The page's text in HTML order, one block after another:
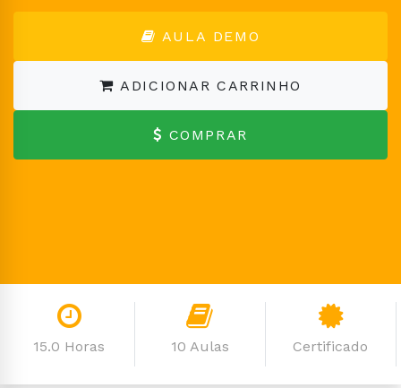
AULA DEMO
ADICIONAR CARRINHO
COMPRAR
15.0 Horas 10 Aulas Certificado